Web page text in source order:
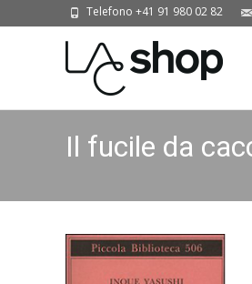
Telefono +41 91 980 02 82
Il fucile da